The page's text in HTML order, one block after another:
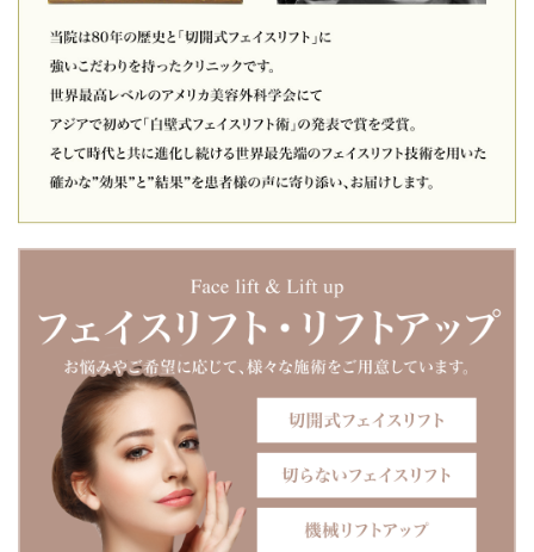
の30%OFF「NEWYEAR」キャンペーンを開始。詳しくは当
院インスタグラムをご覧ください。本年も皆様にとって素晴
2025-12-26
「年末年始の診療についてのお知らせ」 本年度の最終診察日
は、**12月27日（土）**となります。 年始の診療は、2026年
でのお問い合わせにつきましては、留守番電話にメッセージ
サフォクリニックYOUTUBE「若返りの名医」新動画公
長白壁征夫先生が解説付きで手術を行う動画です。鼻を高く
したい、鼻を綺麗にしたい、他院で行った鼻を修正したいな
どのお悩みがありましたら是非ご覧くださいませ。
2025-12-13
お待たせいたしました。 いよいよサフォクリニック エクソソ
ーム治療開始いたしました。点滴治療（体内健康）・水光注
射（肌治療）・ヘアケア（エクソソームヘア）がスタート。